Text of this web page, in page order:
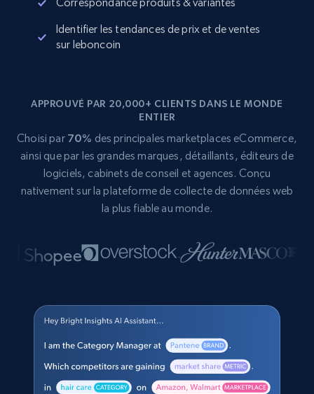
Identifier les tendances de prix et de ventes
sur leboncoin
APPROUVÉ PAR 20,000+ CLIENTS DANS LE MONDE
ENTIER
Choisi par 70% des principales marketplaces eCommerce,
ainsi que par les grandes marques, détaillants, éditeurs de
logiciels, cabinets de conseil et agences. Conçu
nativement sur la plateforme de collecte de données web
la plus fiable au monde.